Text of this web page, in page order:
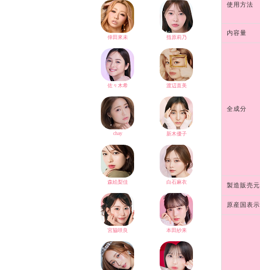
使用方法
内容量
全成分
製造販売元
原産国表示